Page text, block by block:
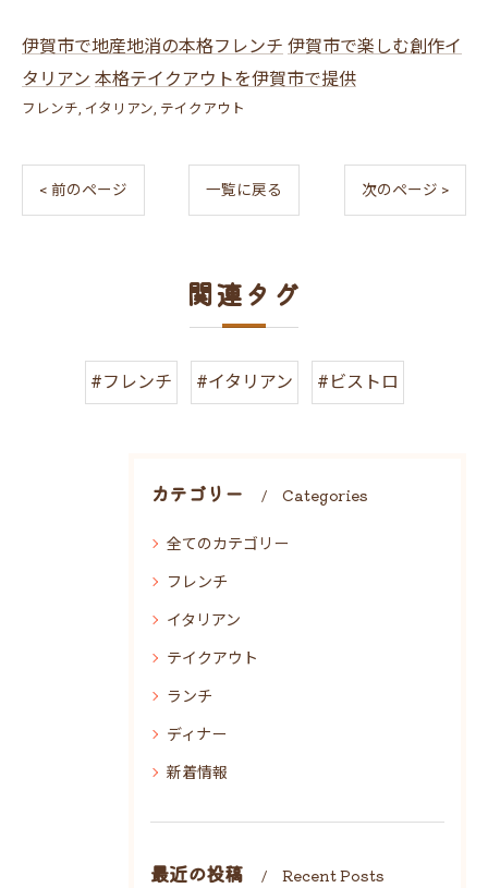
伊賀市で地産地消の本格フレンチ 伊賀市で楽しむ創作イ
タリアン 本格テイクアウトを伊賀市で提供
フレンチ イタリアン テイクアウト
< 前のページ 一覧に戻る 次のページ >
関連タグ
#フレンチ #イタリアン #ビストロ
カテゴリー Categories
全てのカテゴリー
フレンチ
イタリアン
テイクアウト
ランチ
ディナー
新着情報
最近の投稿 Recent Posts